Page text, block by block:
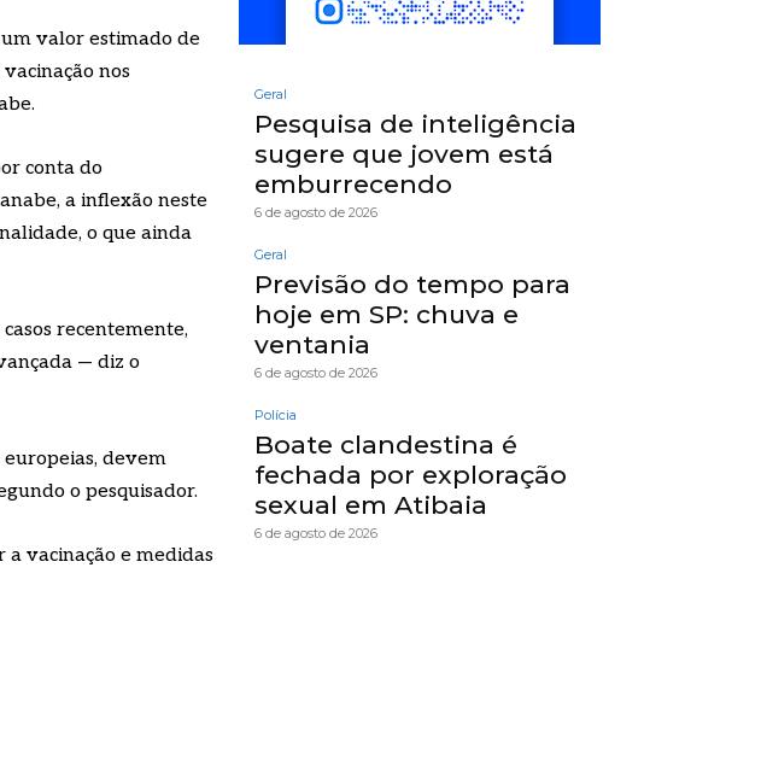
valor estimado de
nos
conta do
a inflexão neste
o que ainda
recentemente,
— diz o
europeias, devem
o pesquisador.
a vacinação e medidas
Geral
Pesquisa de inteligência
sugere que jovem está
emburrecendo
6 de agosto de 2026
Geral
Previsão do tempo para
hoje em SP: chuva e
ventania
6 de agosto de 2026
Polícia
Boate clandestina é
fechada por exploração
sexual em Atibaia
6 de agosto de 2026